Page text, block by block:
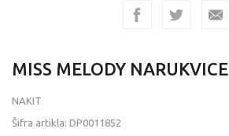
MISS MELODY NARUKVICE
NAKIT
Šifra artikla: DP0011852